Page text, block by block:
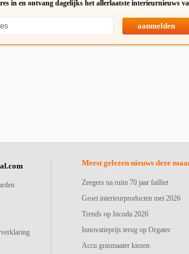
in en ontvang dagelijks het allerlaatste interieurnieuws
aanmelden
Meest gelezen nieuws deze
Zeegers na ruim 70 jaar failliet
Groei interieurproducten mei 2026
Trends op Incoda 2026
Innovatieprijs terug op Orgatec
Accu grasmaaier kiezen